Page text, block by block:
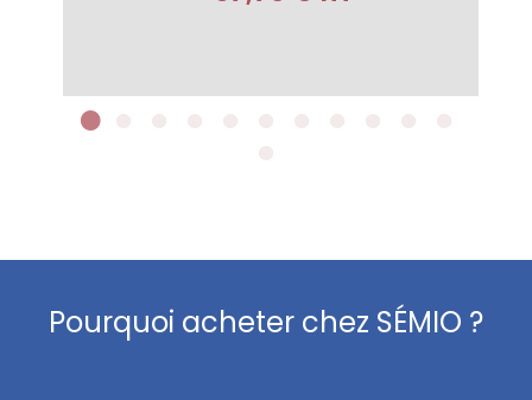
Pourquoi acheter chez SÉMIO ?